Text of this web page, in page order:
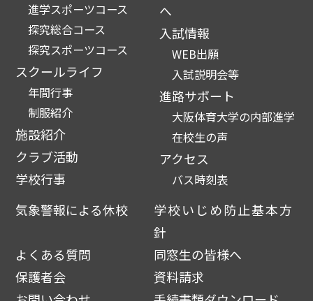
進学スポーツコース
探究総合コース
探究スポーツコース
スクールライフ
年間行事
制服紹介
施設紹介
クラブ活動
学校行事
へ
入試情報
WEB出願
入試説明会等
進路サポート
大阪体育大学の内部進学
在校生の声
アクセス
バス時刻表
気象警報による休校
学校いじめ防止基本方
針
よくある質問
同窓生の皆様へ
保護者会
資料請求